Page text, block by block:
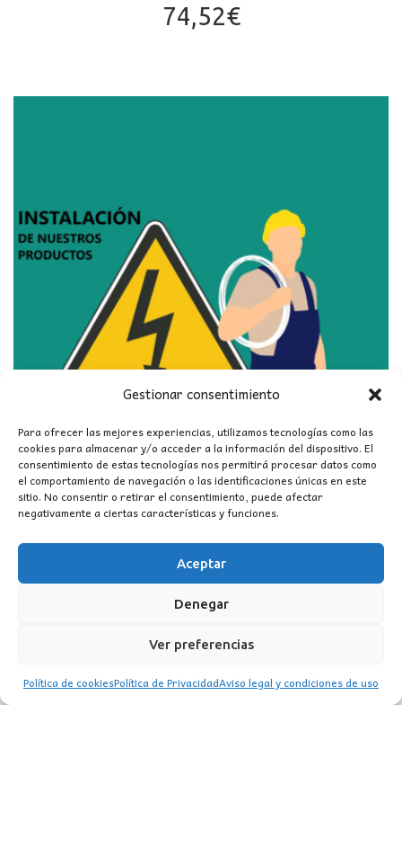
Gestionar consentimiento
Para ofrecer las mejores experiencias, utilizamos tecnologías como las
cookies para almacenar y/o acceder a la información del dispositivo. El
consentimiento de estas tecnologías nos permitirá procesar datos como
el comportamiento de navegación o las identificaciones únicas en este
sitio. No consentir o retirar el consentimiento, puede afectar
negativamente a ciertas características y funciones.
Aceptar
Denegar
Ver preferencias
Política de cookiesPolítica de PrivacidadAviso legal y condiciones de uso
74,52€
CONSULTAR EXISTENCIAS